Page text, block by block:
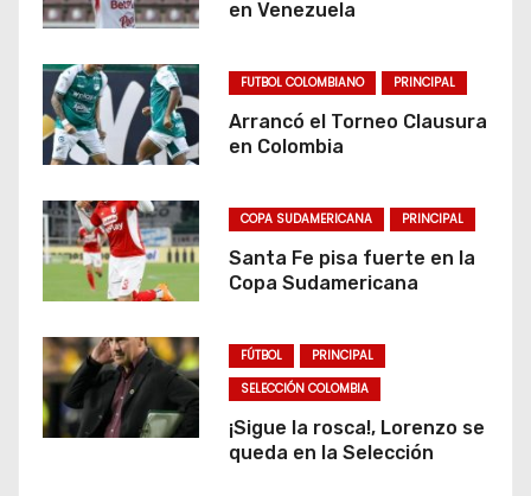
en Venezuela
FUTBOL COLOMBIANO PRINCIPAL
Arrancó el Torneo Clausura
en Colombia
COPA SUDAMERICANA PRINCIPAL
Santa Fe pisa fuerte en la
Copa Sudamericana
FÚTBOL
PRINCIPAL
SELECCIÓN COLOMBIA
¡Sigue la rosca!, Lorenzo se
queda en la Selección